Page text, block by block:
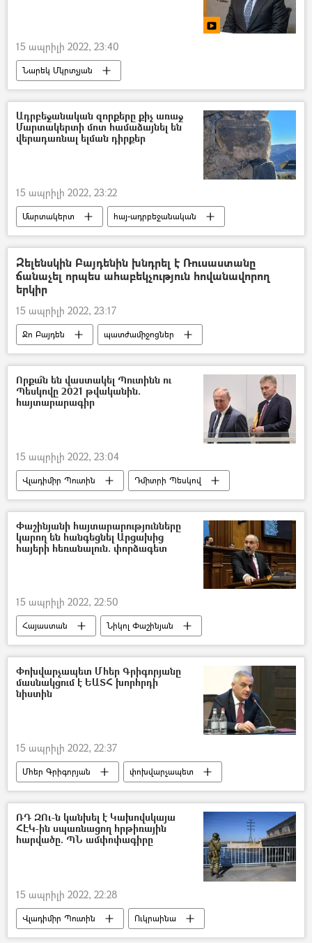
15 ապրիլի 2022, 23:40
Նարեկ Մկրտչյան
բազմազավակ ընտանիք
երեխա
Նպաստ
Ադրբեջանական զորքերը քիչ առաջ
Մարտակերտի մոտ համաձայնել են
վերադառնալ ելման դիրքեր
15 ապրիլի 2022, 23:22
Մարտակերտ
հայ-ադրբեջանական
ադրբեջանցի
Ադրբեջանական ագրեսիան Արցախում - 2020
Արցախ
Զելենսկին Բայդենին խնդրել է Ռուսաստանը
ճանաչել որպես ահաբեկչություն հովանավորող
երկիր
15 ապրիլի 2022, 23:17
Ջո Բայդեն
պատժամիջոցներ
ԱՄՆ
Ուկրաինա
Վլադիմիր Զելենսկի
Պատերազմ
Դոնբաս
Որքա՞ն են վաստակել Պուտինն ու
Պեսկովը 2021 թվականին.
հայտարարագիր
15 ապրիլի 2022, 23:04
Վլադիմիր Պուտին
Դմիտրի Պեսկով
Կին
հայտարարագիր
Փաշինյանի հայտարարությունները
կարող են հանգեցնել Արցախից
հայերի հեռանալուն. փորձագետ
15 ապրիլի 2022, 22:50
Հայաստան
Նիկոլ Փաշինյան
Ադրբեջան
խաղաղություն
Արցախ
Լեռնային Ղարաբաղ
Փոխվարչապետ Մհեր Գրիգորյանը
մասնակցում է ԵԱՏՀ խորհրդի
նիստին
15 ապրիլի 2022, 22:37
Մհեր Գրիգորյան
փոխվարչապետ
Մոսկվա
Եվրասիական տնտեսական միություն (ԵԱՏՄ)
Հայաստան և ԵԱՏՄ
ՌԴ ԶՈւ-ն կանխել է Կախովսկայա
ՀԷԿ-ին սպառնացող հրթիռային
հարվածը. ՊՆ ամփոփագիրը
15 ապրիլի 2022, 22:28
Վլադիմիր Պուտին
Ուկրաինա
Իգոր Կոնաշենկով
Դոնբաս